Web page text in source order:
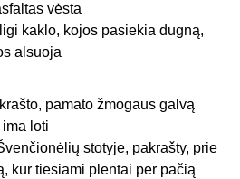
vėsta
kaklo, kojos pasiekia dugną,
alsuoja
pamato žmogaus galvą
loti
stotyje, pakrašty, prie
kur tiesiami plentai per pačią